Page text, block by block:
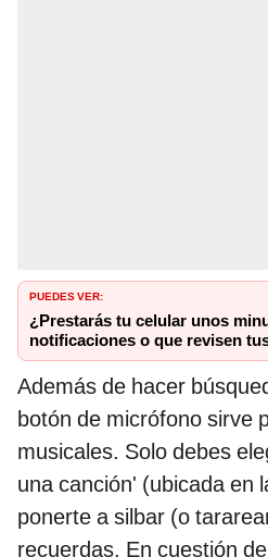
PUEDES VER:
¿Prestarás tu celular unos
notificaciones o que revisen
Además de hacer
botón de micrófono sirve
musicales. Solo debes
una canción' (ubicada en
ponerte a silbar (o
recuerdas. En cuestión